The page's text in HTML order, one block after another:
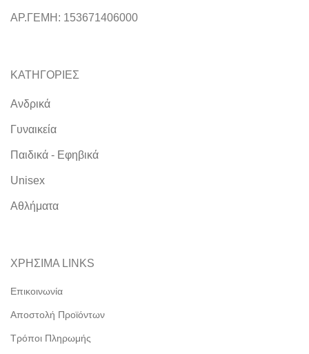
ΑΡ.ΓΕΜΗ: 153671406000
ΚΑΤΗΓΟΡΙΕΣ
Ανδρικά
Γυναικεία
Παιδικά - Εφηβικά
Unisex
Αθλήματα
ΧΡΗΣΙΜΑ LINKS
Επικοινωνία
Αποστολή Προϊόντων
Τρόποι Πληρωμής